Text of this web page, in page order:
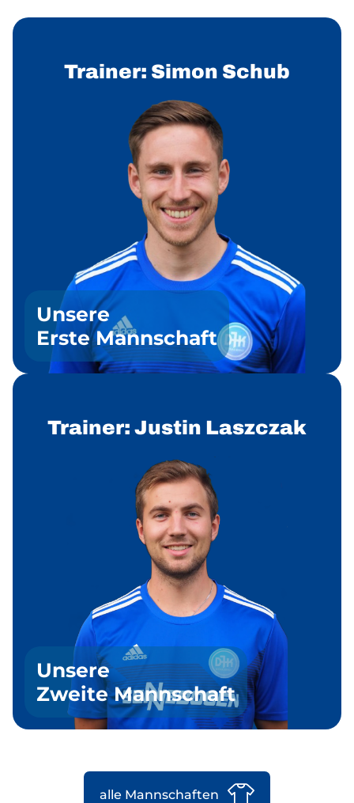
Trainer: Simon Schub
Unsere
Erste Mannschaft
Trainer: Justin Laszczak
Unsere
Zweite Mannschaft
alle Mannschaften